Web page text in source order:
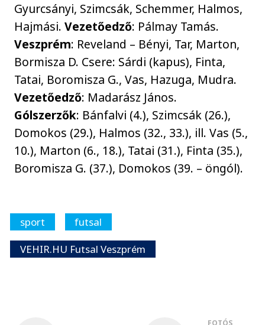
Gyurcsányi, Szimcsák, Schemmer, Halmos,
Hajmási.Vezetőedző: Pálmay Tamás.
Veszprém: Reveland – Bényi, Tar, Marton,
Bormisza D. Csere: Sárdi (kapus), Finta,
Tatai, Boromisza G., Vas, Hazuga, Mudra.
Vezetőedző: Madarász János.
Gólszerzők: Bánfalvi (4.), Szimcsák (26.),
Domokos (29.), Halmos (32., 33.), ill. Vas (5.,
10.), Marton (6., 18.), Tatai (31.), Finta (35.),
Boromisza G. (37.), Domokos (39. – öngól).
sport
futsal
VEHIR.HU Futsal Veszprém
FOTÓS